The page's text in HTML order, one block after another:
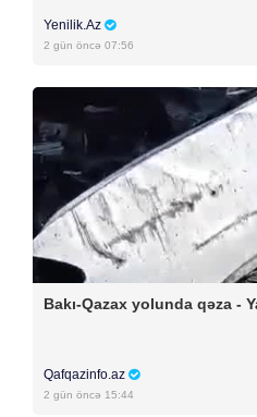
Yenilik.Az
2 gün öncə 07:56
Bakı-Qazax yolunda qəza -
Qafqazinfo.az
2 gün öncə 15:44